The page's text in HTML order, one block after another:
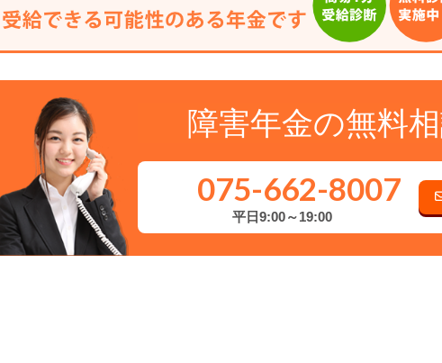
障害年金の無料
075-662-8007
平日9:00～19:00